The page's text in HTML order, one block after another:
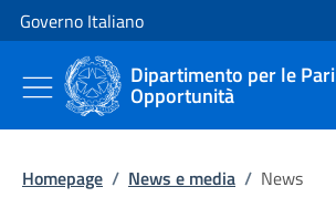
Vai al contenuto
Vai alla navigazione del sito
Governo Italiano
Dipartimento per le Pari
Opportunità
Homepage / News e media / News